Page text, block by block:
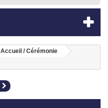
Accueil / Cérémonie